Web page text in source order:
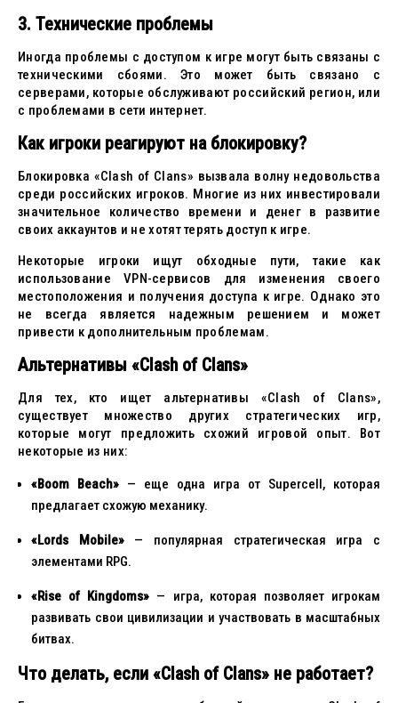
3. Технические проблемы
Иногда проблемы с доступом к игре могут быть связаны с
техническими сбоями. Это может быть связано с
серверами, которые обслуживают российский регион, или
с проблемами в сети интернет.
Как игроки реагируют на блокировку?
Блокировка «Clash of Clans» вызвала волну недовольства
среди российских игроков. Многие из них инвестировали
значительное количество времени и денег в развитие
своих аккаунтов и не хотят терять доступ к игре.
Некоторые игроки ищут обходные пути, такие как
использование VPN-сервисов для изменения своего
местоположения и получения доступа к игре. Однако это
не всегда является надежным решением и может
привести к дополнительным проблемам.
Альтернативы «Clash of Clans»
Для тех, кто ищет альтернативы «Clash of Clans»,
существует множество других стратегических игр,
которые могут предложить схожий игровой опыт. Вот
некоторые из них:
«Boom Beach» — еще одна игра от Supercell, которая
предлагает схожую механику.
«Lords Mobile»— популярная стратегическая игра с
элементами RPG.
«Rise of Kingdoms» — игра, которая позволяет игрокам
развивать свои цивилизации и участвовать в масштабных
битвах.
Что делать, если «Clash of Clans» не работает?